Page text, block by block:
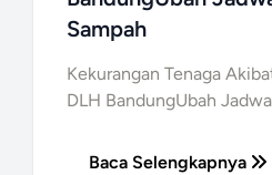
Sampah
Kekurangan Tenaga
DLH BandungUbah
Baca Selengkapnya